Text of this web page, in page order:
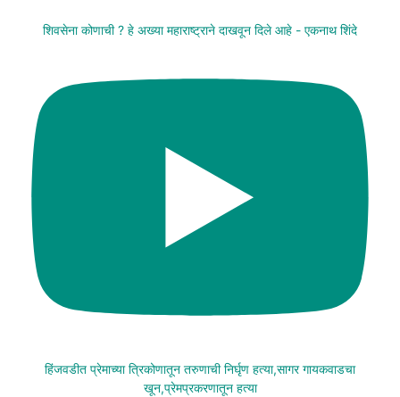
शिवसेना कोणाची ? हे अख्या महाराष्ट्राने दाखवून दिले आहे - एकनाथ शिंदे
हिंजवडीत प्रेमाच्या त्रिकोणातून तरुणाची निर्घृण हत्या,सागर गायकवाडचा
खून,प्रेमप्रकरणातून हत्या